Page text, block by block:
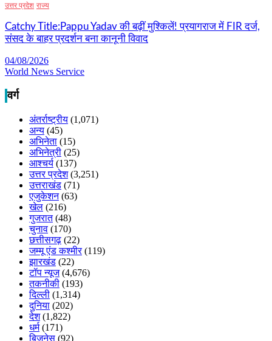
उत्तर प्रदेश राज्य
Catchy Title:Pappu Yadav की बढ़ीं मुश्किलें! प्रयागराज में FIR दर्ज,
संसद के बाहर प्रदर्शन बना कानूनी विवाद
04/08/2026
World News Service
वर्ग
अंतर्राष्ट्रीय (1,071)
अन्य (45)
अभिनेता (15)
अभिनेत्री (25)
आश्चर्य (137)
उत्तर प्रदेश(3,251)
उत्तराखंड (71)
एजुकेशन(63)
खेल (216)
गुजरात(48)
चुनाव (170)
छत्तीसगढ़ (22)
जम्मू एंड कश्मीर(119)
झारखंड (22)
टॉप न्यूज(4,676)
तकनीकी (193)
दिल्ली (1,314)
दुनिया (202)
देश(1,822)
धर्म(171)
बिजनेस (92)